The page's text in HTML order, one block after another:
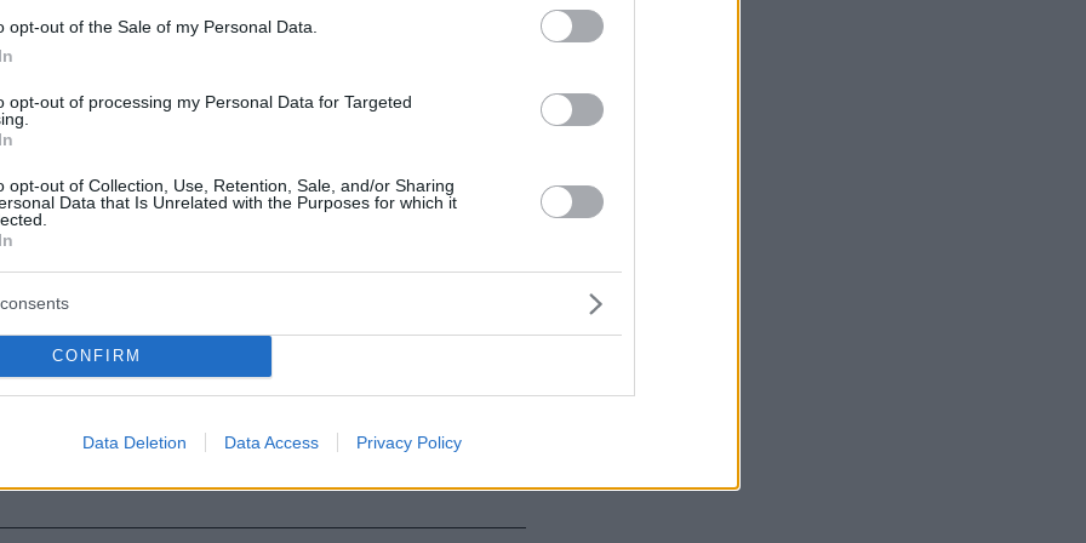
opt-out of the Sale of my Personal Data.
opt-out of processing my Personal Data for Targeted
opt-out of Collection, Use, Retention, Sale, and/or Sharing
Data that Is Unrelated with the Purposes for which it
CONFIRM
Data Deletion Data Access Privacy Policy
ίδρυση ταμείου από τα
Αραβικά Εμιράτα για την
του διαστημικού τομέα
σχεδόν 817 εκατ. δολαρίων σκοπεύουν να
την ίδρυση εθνικών εταιριών, αλλά και την
ραντάρ, όπως τόνισε ο ηγέτης Μοχάμεντ
αλ-Ναχιάν
Αθηνών: Με μικρά
ο Γενικός Δείκτης